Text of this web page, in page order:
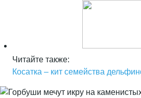
Читайте также:
Косатка – кит семейства